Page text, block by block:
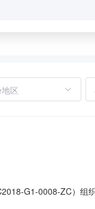
区
G1-0008-ZC）组